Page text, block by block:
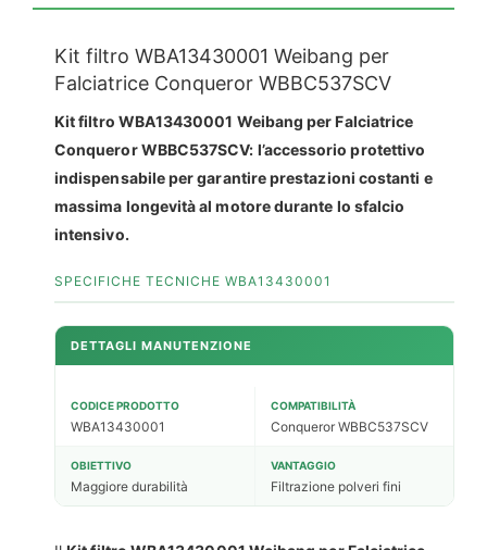
Kit filtro WBA13430001 Weibang per
Falciatrice Conqueror WBBC537SCV
Kit filtro WBA13430001 Weibang per Falciatrice
Conqueror WBBC537SCV: l’accessorio protettivo
indispensabile per garantire prestazioni costanti e
massima longevità al motore durante lo sfalcio
intensivo.
SPECIFICHE TECNICHE WBA13430001
DETTAGLI MANUTENZIONE
CODICE PRODOTTO
WBA13430001
OBIETTIVO
Maggiore durabilità
COMPATIBILITÀ
Conqueror WBBC537SCV
VANTAGGIO
Filtrazione polveri fini